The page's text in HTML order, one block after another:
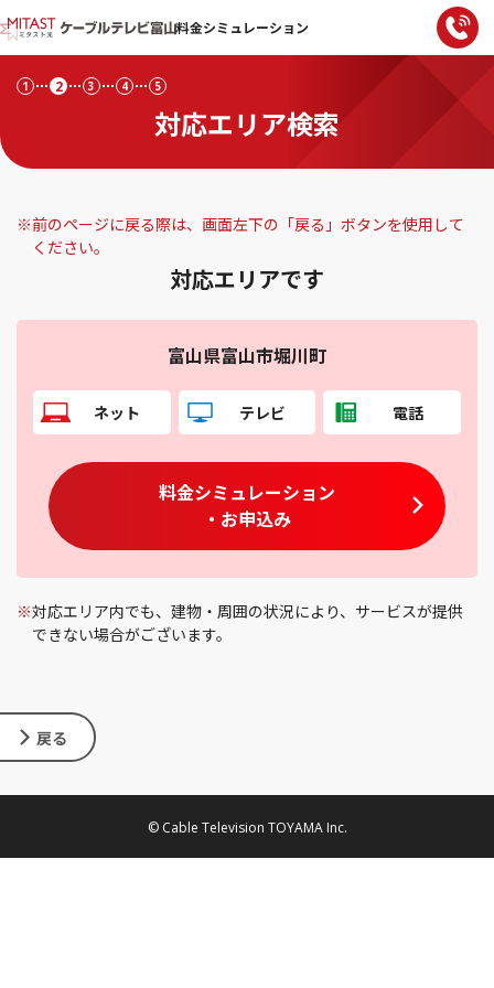
料金シミュレーション
対応エリア検索
1 2 3 4 5
※前のページに戻る際は、画面左下の「戻る」ボタンを使用して
ください。
対応エリアです
富山県富山市堀川町
ネット テレビ 電話
料金シミュレーション
・お申込み
※対応エリア内でも、建物・周囲の状況により、サービスが提供
できない場合がございます。
戻る
© Cable Television TOYAMA Inc.